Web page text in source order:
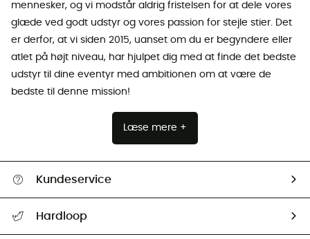
mennesker, og vi modstår aldrig fristelsen for at dele vores
glæde ved godt udstyr og vores passion for stejle stier. Det
er derfor, at vi siden 2015, uanset om du er begyndere eller
atlet på højt niveau, har hjulpet dig med at finde det bedste
udstyr til dine eventyr med ambitionen om at være de
bedste til denne mission!
Læse mere +
Kundeservice
Hardloop